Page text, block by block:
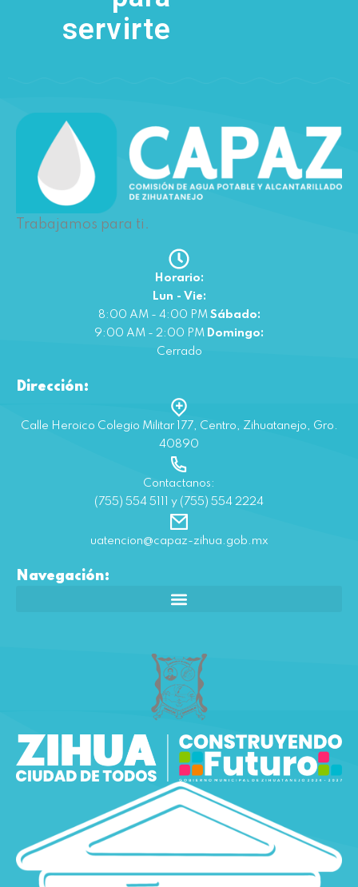
servirte
Trabajamos para ti.
Horario:
Lun - Vie:
8:00 AM - 4:00 PM Sábado:
9:00 AM - 2:00 PM Domingo:
Cerrado
Dirección:
Calle Heroico Colegio Militar 177, Centro, Zihuatanejo, Gro.
40890
Contactanos:
(755) 554 5111 y (755) 554 2224
uatencion@capaz-zihua.gob.mx
Navegación: